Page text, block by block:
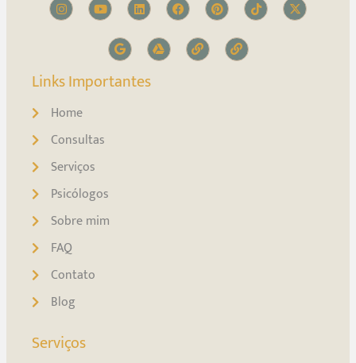
Links Importantes
Home
Consultas
Serviços
Psicólogos
Sobre mim
FAQ
Contato
Blog
Serviços